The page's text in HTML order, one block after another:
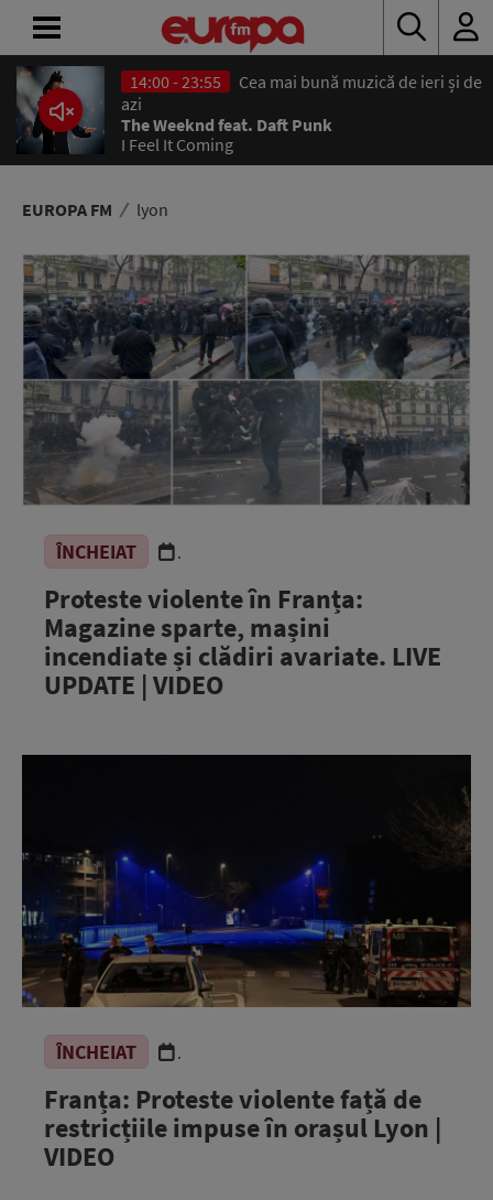
14:00 - 23:55
Cea mai bună muzică de ieri și de
azi
The Weeknd feat. Daft Punk
I Feel It Coming
EUROPA FM lyon
ÎNCHEIAT .
Proteste violente în Franța:
Magazine sparte, mașini
incendiate și clădiri avariate. LIVE
UPDATE | VIDEO
ÎNCHEIAT .
Franța: Proteste violente față de
restricțiile impuse în orașul Lyon |
VIDEO
ACASĂ
ȘTIRI
RADIO
CONCURSURI
PODCAST
ASCULTĂ
LIVE